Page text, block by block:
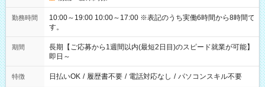
勤務時間
10:00～19:00 10:00～17:00 ※表記のうち実働6時間から8時間で
す。
期間
長期【ご応募から1週間以内(最短2日目)のスピード就業が可能】
即日～
特徴 日払いOK / 履歴書不要 / 電話対応なし / パソコンスキル不要